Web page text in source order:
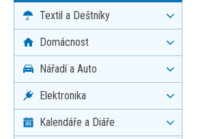
Textil a Deštníky
Domácnost
Nářadí a Auto
Elektronika
Kalendáře a Diáře